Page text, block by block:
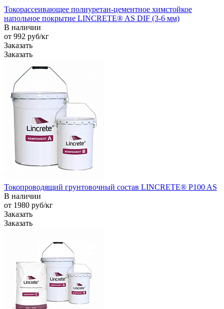
Токорассеивающее полиуретан-цементное химстойкое
напольное покрытие LINCRETE® AS DIF (3-6 мм)
В наличии
от 992 руб/кг
Заказать
Заказать
Токопроводящий грунтовочный состав LINCRETE® P100 AS
В наличии
от 1980 руб/кг
Заказать
Заказать